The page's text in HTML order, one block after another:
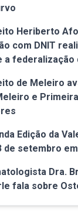
Heriberto
com DNIT
a federalização
de Meleiro
e
Edição da
de setembro
Dra.
fala sobre